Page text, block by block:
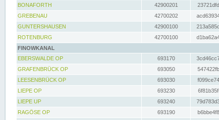
BONAFORTH
42900201
GREBENAU
42700202
GUNTERSHAUSEN
42900100
ROTENBURG
42700100
FINOWKANAL
EBERSWALDE OP
693170
GRAFENBRÜCK OP
693050
LEESENBRÜCK OP
693030
LIEPE OP
693230
LIEPE UP
693240
RAGÖSE OP
693190